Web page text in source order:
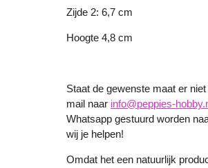
Zijde 2: 6,7 cm
Hoogte 4,8 cm
Staat de gewenste maat er
mail naar info@peppies-
Whatsapp gestuurd worden
wij je helpen!
Omdat het een natuurlijk